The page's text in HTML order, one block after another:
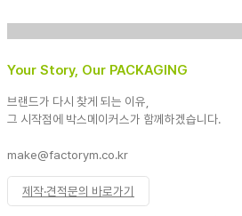
Your Story, Our PACKAGING
브랜드가 다시 찾게 되는 이유,
그 시작점에 박스메이커스가 함께하겠습니다.
make@factorym.co.kr
제작·견적문의 바로가기